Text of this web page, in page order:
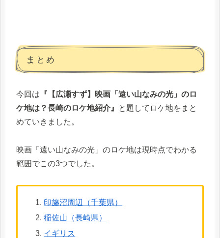
まとめ
今回は 『【広瀬すず】映画「遠い山なみの光」のロ
ケ地は？長崎のロケ地紹介』
と題してロケ地をまと
めていきました。
映画「遠い山なみの光」のロケ地は現時点でわかる
範囲でこの3つでした。
印旛沼周辺（千葉県）
稲佐山（長崎県）
イギリス